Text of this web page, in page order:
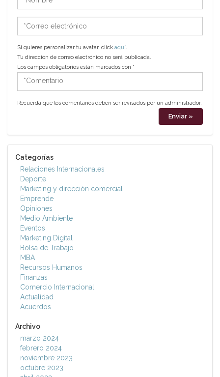
*Correo
electrónico
Si quieres personalizar tu avatar, click aquí.
Tu dirección de correo electrónico no será publicada.
Los campos obligatorios están marcados con *
*Comentario
Recuerda que los comentarios deben ser revisados por un administrador.
Categorías
Relaciones Internacionales
Deporte
Marketing y dirección comercial
Emprende
Opiniones
Medio Ambiente
Eventos
Marketing Digital
Bolsa de Trabajo
MBA
Recursos Humanos
Finanzas
Comercio Internacional
Actualidad
Acuerdos
Archivo
marzo 2024
febrero 2024
noviembre 2023
octubre 2023